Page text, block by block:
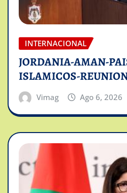
INTERNACIONAL
JORDANIA-AMAN-
ISLAMICOS-
Vimag Ago 6, 2026